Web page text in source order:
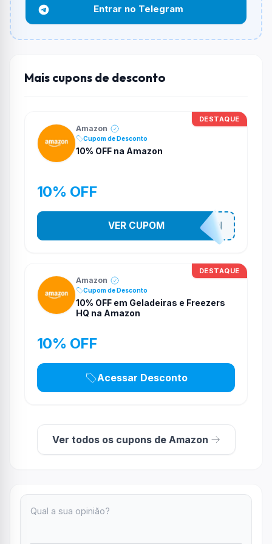
Qual é o desconto máximo?
e alguns vendedores ou produtos especificos podem
Entrar no Telegram
Mais cupons de desconto
DESTAQUE
Amazon
Cupom de Desconto
10% OFF na Amazon
10% OFF
SOAMAZON
VER CUPOM
DESTAQUE
Amazon
Cupom de Desconto
10% OFF em Geladeiras e Freezers
HQ na Amazon
10% OFF
Acessar Desconto
Ver todos os cupons de Amazon